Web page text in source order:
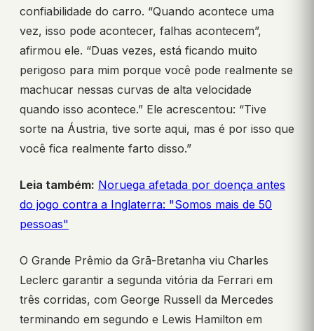
confiabilidade do carro. “Quando acontece uma
vez, isso pode acontecer, falhas acontecem”,
afirmou ele. “Duas vezes, está ficando muito
perigoso para mim porque você pode realmente se
machucar nessas curvas de alta velocidade
quando isso acontece.” Ele acrescentou: “Tive
sorte na Áustria, tive sorte aqui, mas é por isso que
você fica realmente farto disso.”
Leia também: Noruega afetada por doença antes
do jogo contra a Inglaterra: "Somos mais de 50
pessoas"
O Grande Prêmio da Grã-Bretanha viu Charles
Leclerc garantir a segunda vitória da Ferrari em
três corridas, com George Russell da Mercedes
terminando em segundo e Lewis Hamilton em